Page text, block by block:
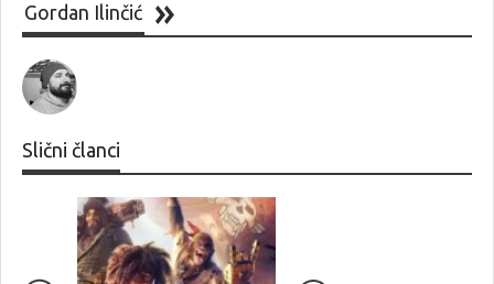
Gordan Ilinčić
Slični članci